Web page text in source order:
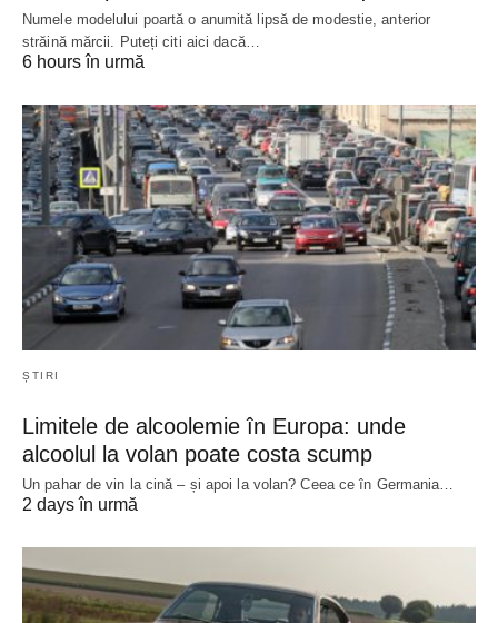
Numele modelului poartă o anumită lipsă de modestie, anterior
străină mărcii. Puteți citi aici dacă…
6 hours în urmă
ȘTIRI
Limitele de alcoolemie în Europa: unde
alcoolul la volan poate costa scump
Un pahar de vin la cină – și apoi la volan? Ceea ce în Germania…
2 days în urmă